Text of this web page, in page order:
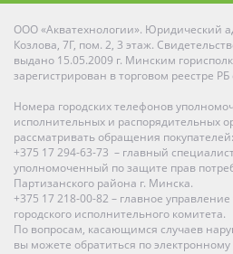
ООО «Акватехнологии». Юридический
Козлова, 7Г, пом. 2, 3 этаж.
выдано 15.05.2009 г. Минским
зарегистрирован в торговом реестре
Номера городских телефонов
исполнительных и распорядительных
рассматривать обращения покупателей:
+375 17 294-63-73 – главный
уполномоченный по защите прав
Партизанского района г. Минска.
+375 17 218-00-82 – главное
городского исполнительного комитета.
По вопросам, касающимся случаев
вы можете обратиться по электронному